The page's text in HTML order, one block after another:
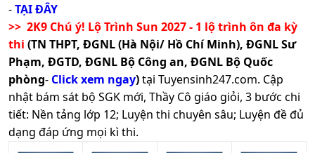
-TẠI ĐÂY
>> 2K9 Chú ý! Lộ Trình Sun 2027 - 1 lộ trình ôn đa kỳ
thi (TN THPT, ĐGNL (Hà Nội/ Hồ Chí Minh), ĐGNL Sư
Phạm, ĐGTD, ĐGNL Bộ Công an, ĐGNL Bộ Quốc
phòng- Click xem ngay)tại Tuyensinh247.com. Cập
nhật bám sát bộ SGK mới, Thầy Cô giáo giỏi, 3 bước chi
tiết: Nền tảng lớp 12; Luyện thi chuyên sâu; Luyện đề đủ
dạng đáp ứng mọi kì thi.